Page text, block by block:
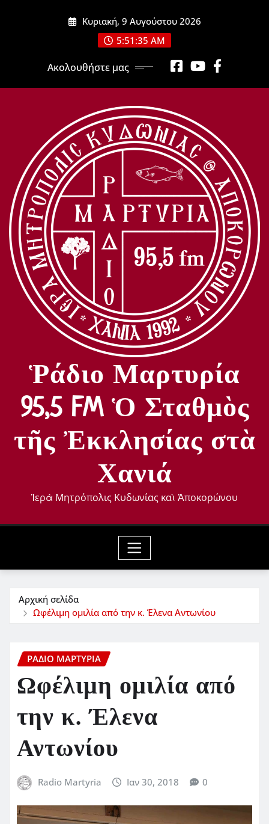
Κυριακή, 9 Αυγούστου 2026
5:51:37 AM
Ακολουθήστε μας
Ῥάδιο Μαρτυρία
95,5 FM Ὁ Σταθμὸς
τῆς Ἐκκλησίας στὰ
Χανιά
Ἱερὰ Μητρόπολις Κυδωνίας καὶ Ἀποκορώνου
Αρχική σελίδα
Ωφέλιμη ομιλία από την κ. Έλενα Αντωνίου
ΡΆΔΙΟ ΜΑΡΤΥΡΊΑ
Ωφέλιμη ομιλία από
την κ. Έλενα
Αντωνίου
Radio Martyria Ιαν 30, 2018 0